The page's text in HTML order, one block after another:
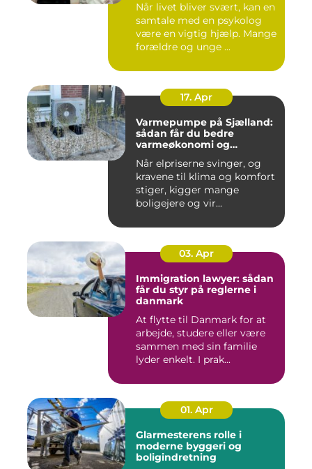
Når livet bliver svært, kan en
samtale med en psykolog
være en vigtig hjælp. Mange
forældre og unge ...
17. Apr
Varmepumpe på Sjælland:
sådan får du bedre
varmeøkonomi og
Når elpriserne svinger, og
kravene til klima og komfort
stiger, kigger mange
boligejere og vir...
03. Apr
Immigration lawyer: sådan
får du styr på reglerne i
danmark
At flytte til Danmark for at
arbejde, studere eller være
sammen med sin familie
lyder enkelt. I prak...
01. Apr
Glarmesterens rolle i
moderne byggeri og
boligindretning